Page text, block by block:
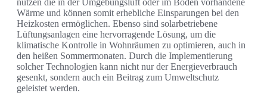
Wärme und können somit erhebliche Einsparungen bei den
Heizkosten ermöglichen. Ebenso sind solarbetriebene
Lüftungsanlagen eine hervorragende Lösung, um die
klimatische Kontrolle in Wohnräumen zu optimieren, auch in
den heißen Sommermonaten. Durch die Implementierung
solcher Technologien kann nicht nur der Energieverbrauch
gesenkt, sondern auch ein Beitrag zum Umweltschutz
geleistet werden.